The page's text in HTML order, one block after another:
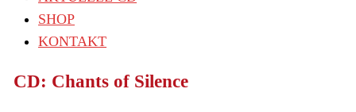
SHOP
KONTAKT
CD: Chants of Silence